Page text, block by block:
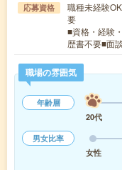
応募資格
職種未経験
要
■資格・経験
歴書不要■面
職場の雰囲気
年齢層
20代
男女比率
女性